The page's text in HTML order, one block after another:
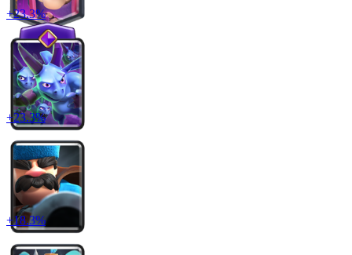
+23.3%
+23.3%
+18.3%